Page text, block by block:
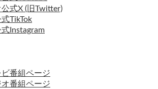
式X (旧Twitter)
TikTok
Instagram
番組ページ
番組ページ